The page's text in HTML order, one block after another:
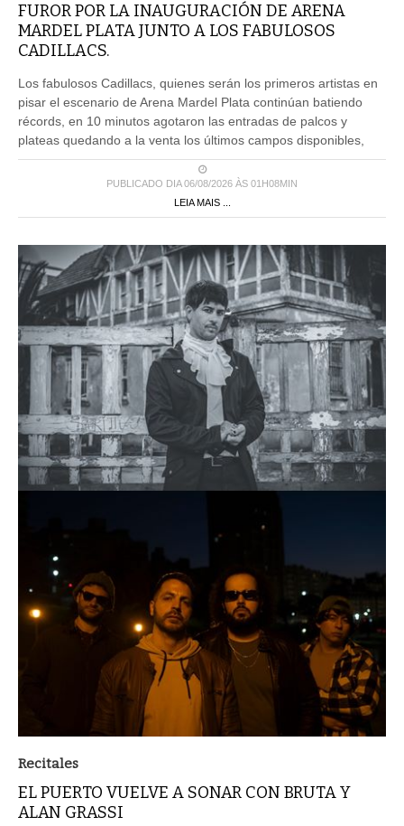
FUROR POR LA INAUGURACIÓN DE ARENA
MARDEL PLATA JUNTO A LOS FABULOSOS
CADILLACS.
Los fabulosos Cadillacs, quienes serán los primeros artistas en
pisar el escenario de Arena Mardel Plata continúan batiendo
récords, en 10 minutos agotaron las entradas de palcos y
plateas quedando a la venta los últimos campos disponibles,
PUBLICADO DIA 06/08/2026 ÀS 01H08MIN
LEIA MAIS ...
Recitales
EL PUERTO VUELVE A SONAR CON BRUTA Y
ALAN GRASSI